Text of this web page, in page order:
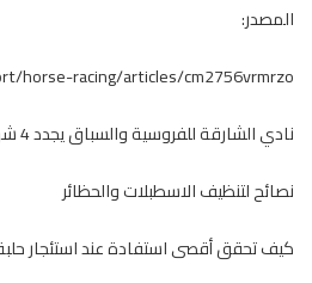
المصدر:
horse-racing/articles/cm2756vrmrzo
نادي الشارقة للفروسية والسباق يجدد 4 شهادات الأيزو
نصائح لتنظيف الاسطبلات والحظائر
كيف تحقق أقصى استفادة عند استئجار